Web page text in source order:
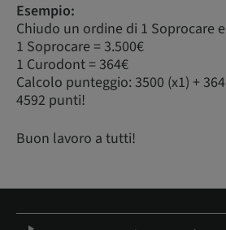
Esempio:
Chiudo un ordine di 1 Soprocare
1 Soprocare = 3.500€
1 Curodont = 364€
Calcolo punteggio: 3500 (x1) +
4592 punti!
Buon lavoro a tutti!